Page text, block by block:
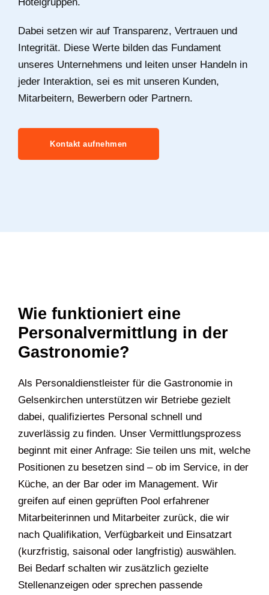
Dabei setzen wir auf Transparenz, Vertrauen und
Integrität. Diese Werte bilden das Fundament
unseres Unternehmens und leiten unser Handeln in
jeder Interaktion, sei es mit unseren Kunden,
Mitarbeitern, Bewerbern oder Partnern.
Kontakt aufnehmen
Wie funktioniert eine
Personalvermittlung in der
Gastronomie?
Als Personaldienstleister für die Gastronomie in
Gelsenkirchen unterstützen wir Betriebe gezielt
dabei, qualifiziertes Personal schnell und
zuverlässig zu finden. Unser Vermittlungsprozess
beginnt mit einer Anfrage: Sie teilen uns mit, welche
Positionen zu besetzen sind – ob im Service, in der
Küche, an der Bar oder im Management. Wir
greifen auf einen geprüften Pool erfahrener
Mitarbeiterinnen und Mitarbeiter zurück, die wir
nach Qualifikation, Verfügbarkeit und Einsatzart
(kurzfristig, saisonal oder langfristig) auswählen.
Bei Bedarf schalten wir zusätzlich gezielte
Stellenanzeigen oder sprechen passende